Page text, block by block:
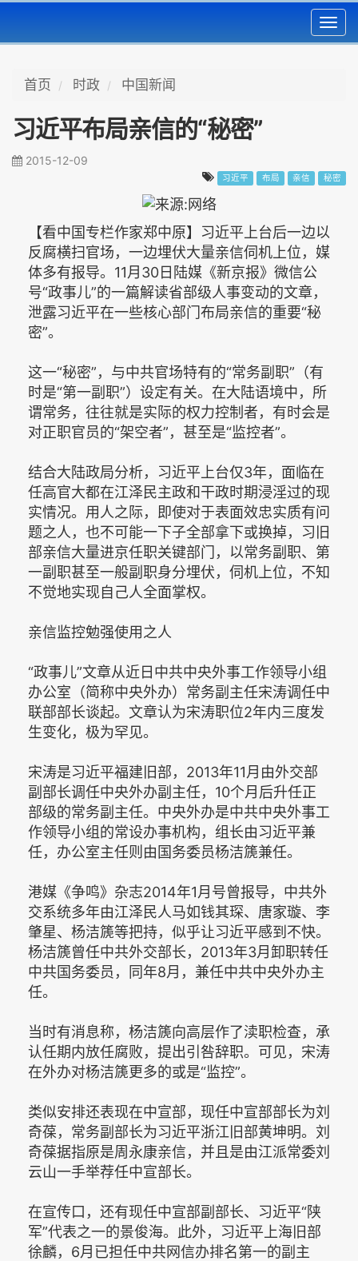
首页 时政 中国新闻
习近平布局亲信的“秘密”
2015-12-09
习近平 布局 亲信 秘密
【看中国专栏作家郑中原】习近平上台后一边以
反腐横扫官场，一边埋伏大量亲信伺机上位，媒
体多有报导。11月30日陆媒《新京报》微信公
号“政事儿”的一篇解读省部级人事变动的文章，
泄露习近平在一些核心部门布局亲信的重要“秘
密”。
这一“秘密”，与中共官场特有的“常务副职”（有
时是“第一副职”）设定有关。在大陆语境中，所
谓常务，往往就是实际的权力控制者，有时会是
对正职官员的“架空者”，甚至是“监控者”。
结合大陆政局分析，习近平上台仅3年，面临在
任高官大都在江泽民主政和干政时期浸淫过的现
实情况。用人之际，即使对于表面效忠实质有问
题之人，也不可能一下子全部拿下或换掉，习旧
部亲信大量进京任职关键部门，以常务副职、第
一副职甚至一般副职身分埋伏，伺机上位，不知
不觉地实现自己人全面掌权。
亲信监控勉强使用之人
“政事儿”文章从近日中共中央外事工作领导小组
办公室（简称中央外办）常务副主任宋涛调任中
联部部长谈起。文章认为宋涛职位2年内三度发
生变化，极为罕见。
宋涛是习近平福建旧部，2013年11月由外交部
副部长调任中央外办副主任，10个月后升任正
部级的常务副主任。中央外办是中共中央外事工
作领导小组的常设办事机构，组长由习近平兼
任，办公室主任则由国务委员杨洁篪兼任。
港媒《争鸣》杂志2014年1月号曾报导，中共外
交系统多年由江泽民人马如钱其琛、唐家璇、李
肇星、杨洁篪等把持，似乎让习近平感到不快。
杨洁篪曾任中共外交部长，2013年3月卸职转任
中共国务委员，同年8月，兼任中共中央外办主
任。
当时有消息称，杨洁篪向高层作了渎职检查，承
认任期内放任腐败，提出引咎辞职。可见，宋涛
在外办对杨洁篪更多的或是“监控”。
类似安排还表现在中宣部，现任中宣部部长为刘
奇葆，常务副部长为习近平浙江旧部黄坤明。刘
奇葆据指原是周永康亲信，并且是由江派常委刘
云山一手举荐任中宣部长。
在宣传口，还有现任中宣部副部长、习近平“陕
军”代表之一的景俊海。此外，习近平上海旧部
徐麟，6月已担任中共网信办排名第一的副主